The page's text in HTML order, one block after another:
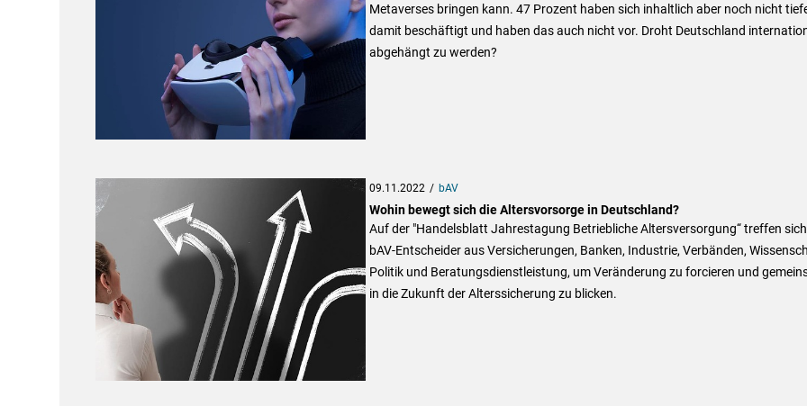
Metaverses bringen kann. 47 Prozent haben sich inhaltlich aber noch nicht
damit beschäftigt und haben das auch nicht vor. Droht Deutschland
abgehängt zu werden?
09.11.2022 bAV
Wohin bewegt sich die Altersvorsorge in Deutschland?
Auf der "Handelsblatt Jahrestagung Betriebliche Altersversorgung“ treffen sich
bAV-Entscheider aus Versicherungen, Banken, Industrie, Verbänden,
Politik und Beratungsdienstleistung, um Veränderung zu forcieren und
in die Zukunft der Alterssicherung zu blicken.